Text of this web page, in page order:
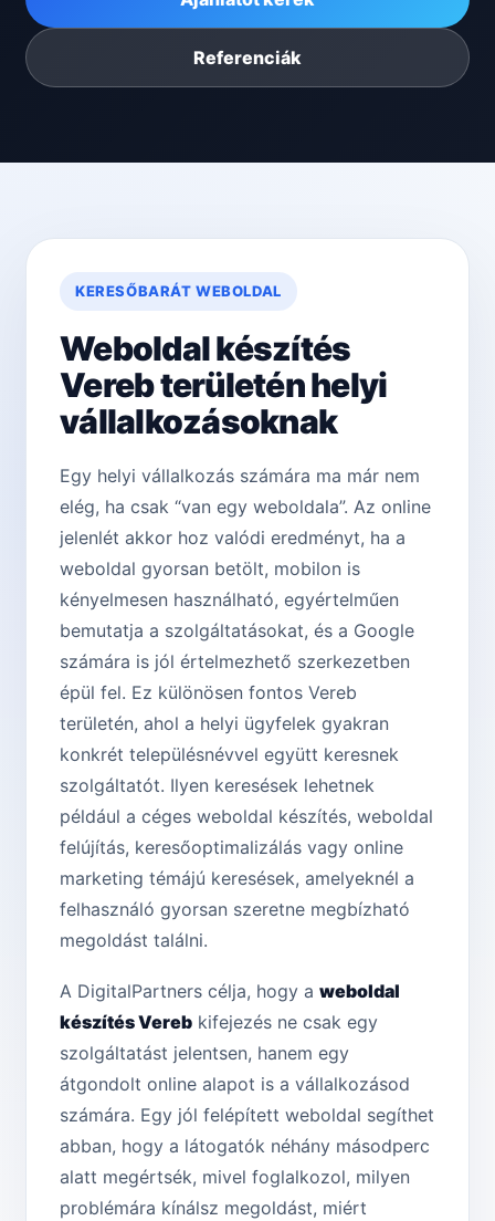
Referenciák
KERESŐBARÁT WEBOLDAL
Weboldal készítés
Vereb területén helyi
vállalkozásoknak
Egy helyi vállalkozás számára ma már nem
elég, ha csak “van egy weboldala”. Az online
jelenlét akkor hoz valódi eredményt, ha a
weboldal gyorsan betölt, mobilon is
kényelmesen használható, egyértelműen
bemutatja a szolgáltatásokat, és a Google
számára is jól értelmezhető szerkezetben
épül fel. Ez különösen fontos Vereb
területén, ahol a helyi ügyfelek gyakran
konkrét településnévvel együtt keresnek
szolgáltatót. Ilyen keresések lehetnek
például a céges weboldal készítés, weboldal
felújítás, keresőoptimalizálás vagy online
marketing témájú keresések, amelyeknél a
felhasználó gyorsan szeretne megbízható
megoldást találni.
A DigitalPartners célja, hogy a weboldal
készítés Vereb kifejezés ne csak egy
szolgáltatást jelentsen, hanem egy
átgondolt online alapot is a vállalkozásod
számára. Egy jól felépített weboldal segíthet
abban, hogy a látogatók néhány másodperc
alatt megértsék, mivel foglalkozol, milyen
problémára kínálsz megoldást, miért